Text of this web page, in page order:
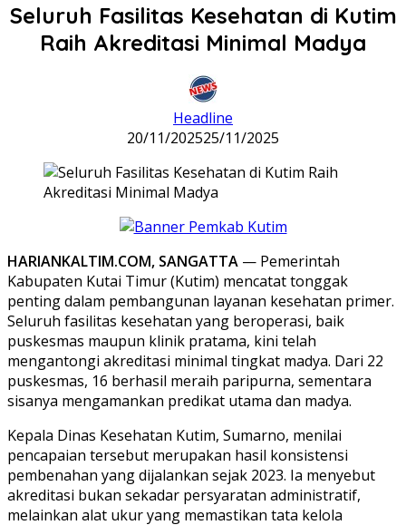
Seluruh Fasilitas Kesehatan di Kutim
Raih Akreditasi Minimal Madya
Headline
20/11/202525/11/2025
HARIANKALTIM.COM, SANGATTA — Pemerintah
Kabupaten Kutai Timur (Kutim) mencatat tonggak
penting dalam pembangunan layanan kesehatan primer.
Seluruh fasilitas kesehatan yang beroperasi, baik
puskesmas maupun klinik pratama, kini telah
mengantongi akreditasi minimal tingkat madya. Dari 22
puskesmas, 16 berhasil meraih paripurna, sementara
sisanya mengamankan predikat utama dan madya.
Kepala Dinas Kesehatan Kutim, Sumarno, menilai
pencapaian tersebut merupakan hasil konsistensi
pembenahan yang dijalankan sejak 2023. Ia menyebut
akreditasi bukan sekadar persyaratan administratif,
melainkan alat ukur yang memastikan tata kelola